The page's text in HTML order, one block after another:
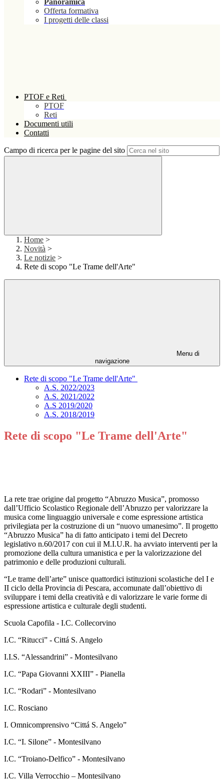
Panoramica
Offerta formativa
I progetti delle classi
PTOF e Reti
PTOF
Reti
Documenti utili
Contatti
Campo di ricerca per le pagine del sito
Home >
Novità >
Le notizie >
Rete di scopo "Le Trame dell'Arte"
Menu di
navigazione
Rete di scopo "Le Trame dell'Arte"
A.S. 2022/2023
A.S. 2021/2022
A.S 2019/2020
A.S. 2018/2019
Rete di scopo "Le Trame dell'Arte"
La rete trae origine dal progetto “Abruzzo Musica”, promosso
dall’Ufficio Scolastico Regionale dell’Abruzzo per valorizzare la
musica come linguaggio universale e come espressione artistica
privilegiata per la costruzione di un “nuovo umanesimo”. Il progetto
“Abruzzo Musica” ha di fatto anticipato i temi del Decreto
legislativo n.60/2017 con cui il M.I.U.R. ha avviato interventi per la
promozione della cultura umanistica e per la valorizzazione del
patrimonio e delle produzioni culturali.
“Le trame dell’arte” unisce quattordici istituzioni scolastiche del I e
II ciclo della Provincia di Pescara, accomunate dall’obiettivo di
sviluppare i temi della creatività e di valorizzare le varie forme di
espressione artistica e culturale degli studenti.
Scuola Capofila - I.C. Collecorvino
I.C. “Ritucci” - Cittá S. Angelo
I.I.S. “Alessandrini” - Montesilvano
I.C. “Papa Giovanni XXIII” - Pianella
I.C. “Rodari” - Montesilvano
I.C. Rosciano
I. Omnicomprensivo “Cittá S. Angelo”
I.C. “I. Silone” - Montesilvano
I.C. “Troiano-Delfico” - Montesilvano
I.C. Villa Verrocchio – Montesilvano